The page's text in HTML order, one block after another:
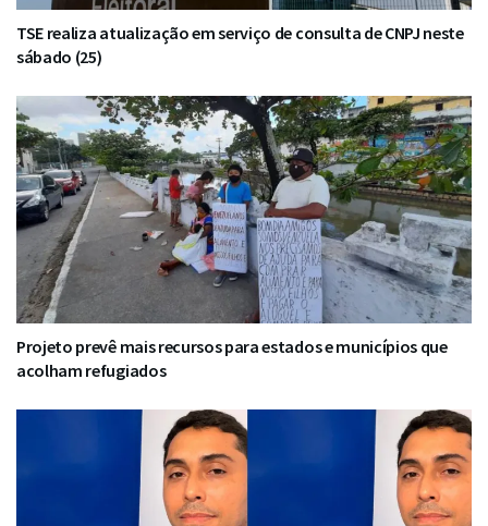
TSE realiza atualização em serviço de consulta de CNPJ neste
sábado (25)
Projeto prevê mais recursos para estados e municípios que
acolham refugiados